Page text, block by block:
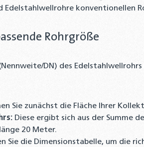
konventionellen
Rohrgröße
DN) des
Sie zunächst die Fläche Ihrer
Diese ergibt sich aus der Summe
20 Meter.
Sie die Dimensionstabelle, um die